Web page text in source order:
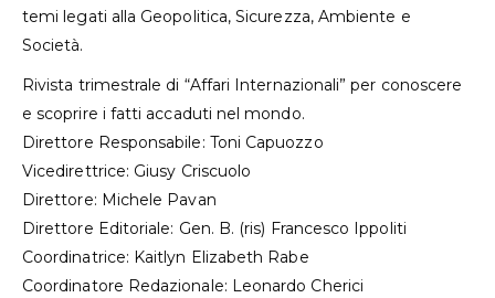
temi legati alla Geopolitica, Sicurezza, Ambiente e
Società.
Rivista trimestrale di “Affari Internazionali” per conoscere
e scoprire i fatti accaduti nel mondo.
Direttore Responsabile: Toni Capuozzo
Vicedirettrice: Giusy Criscuolo
Direttore: Michele Pavan
Direttore Editoriale: Gen. B. (ris) Francesco Ippoliti
Coordinatrice: Kaitlyn Elizabeth Rabe
Coordinatore Redazionale: Leonardo Cherici